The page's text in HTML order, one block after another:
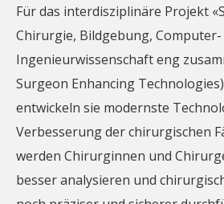
Für das interdisziplinäre Projekt
Chirurgie, Bildgebung, Computer-
Ingenieurwissenschaft eng
Surgeon Enhancing
entwickeln sie modernste
Verbesserung der chirurgischen
werden Chirurginnen und
besser analysieren und